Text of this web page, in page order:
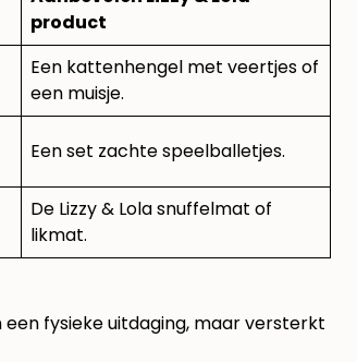
product
Een kattenhengel met veertjes of
een muisje.
Een set zachte speelballetjes.
De Lizzy & Lola snuffelmat of
likmat.
fysieke uitdaging, maar versterkt